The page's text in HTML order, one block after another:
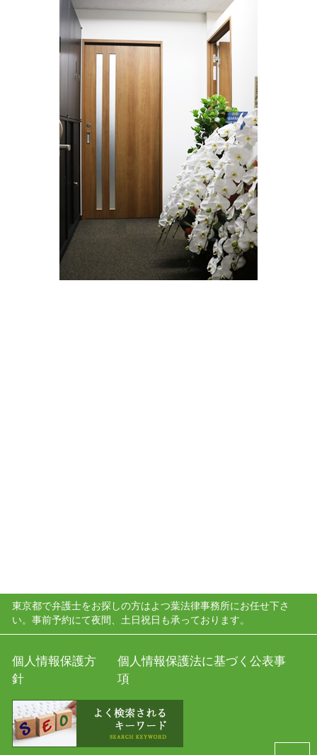
東京都で弁護士をお探しの方はよつ葉法律事務所にお任せ下さ
い。事前予約にて夜間、土日祝日も承っております。
個人情報保護方
針
個人情報保護法に基づく公表事
項